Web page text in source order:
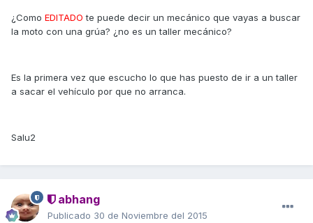
¿Como EDITADO te puede decir un mecánico que vayas a buscar
la moto con una grúa? ¿no es un taller mecánico?
Es la primera vez que escucho lo que has puesto de ir a un taller
a sacar el vehículo por que no arranca.
Salu2
abhang
Publicado 30 de Noviembre del 2015